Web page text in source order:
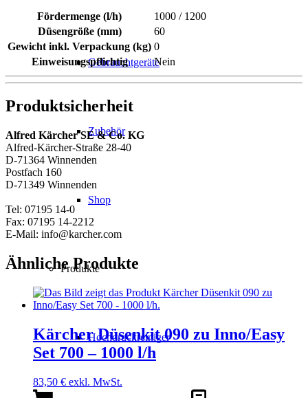
Gebrauchtgeräte
Zubehör
Shop
Produkte
Hochdruckreiniger
Fördermenge (l/h)
1000 / 1200
Düsengröße (mm)
60
Gewicht inkl. Verpackung (kg) 0
Einweisungspflichtig
Nein
Produktsicherheit
Alfred Kärcher SE & Co. KG
Alfred-Kärcher-Straße 28-40
D-71364 Winnenden
Postfach 160
D-71349 Winnenden
Tel: 07195 14-0
Fax: 07195 14-2212
E-Mail: info@karcher.com
Ähnliche Produkte
Kärcher Düsenkit 090 zu Inno/Easy
Set 700 – 1000 l/h
83,50 € exkl. MwSt.